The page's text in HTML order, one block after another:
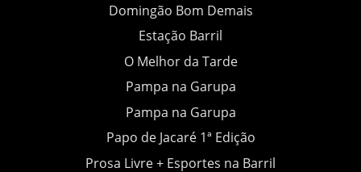
Domingão Bom Demais
Estação Barril
O Melhor da Tarde
Pampa na Garupa
Pampa na Garupa
Papo de Jacaré 1ª Edição
Prosa Livre + Esportes na Barril